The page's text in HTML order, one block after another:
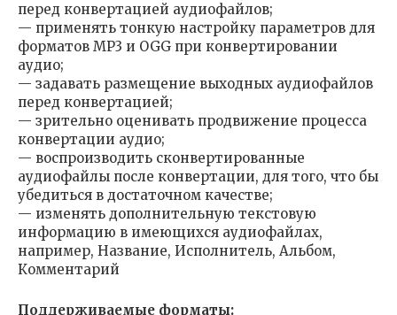
перед конвертацией аудиофайлов;
— применять тонкую настройку параметров для
форматов MP3 и OGG при конвертировании
аудио;
— задавать размещение выходных аудиофайлов
перед конвертацией;
— зрительно оценивать продвижение процесса
конвертации аудио;
— воспроизводить сконвертированные
аудиофайлы после конвертации, для того, что бы
убедиться в достаточном качестве;
— изменять дополнительную текстовую
информацию в имеющихся аудиофайлах,
например, Название, Исполнитель, Альбом,
Комментарий
Поддерживаемые форматы: